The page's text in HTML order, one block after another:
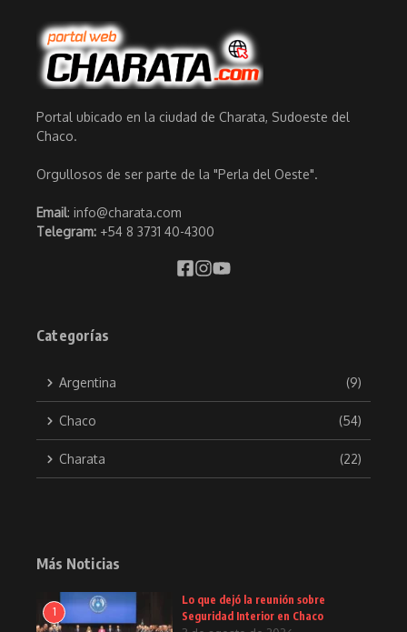
Portal ubicado en la ciudad de Charata, Sudoeste del
Chaco.
Orgullosos de ser parte de la "Perla del Oeste".
Email: info@charata.com
Telegram: +54 8 3731 40-4300
Categorías
Argentina (9)
Chaco (54)
Charata (22)
Más Noticias
1
Lo que dejó la reunión sobre
Seguridad Interior en Chaco